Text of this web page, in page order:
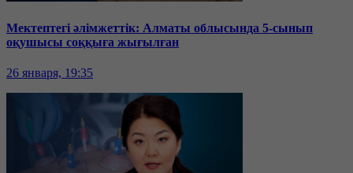
Мектептегі әлімжеттік: Алматы облысында 5-сынып
оқушысы соққыға жығылған
26 января, 19:35